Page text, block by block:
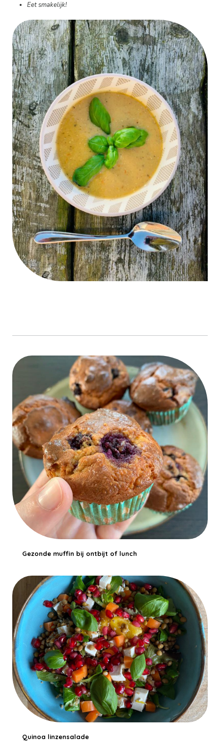
Eet smakelijk!
Gezonde muffin bij ontbijt of lunch
Quinoa linzensalade